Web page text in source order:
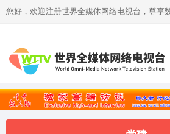
您好，欢迎注册世界全媒体网络电视台，尊享